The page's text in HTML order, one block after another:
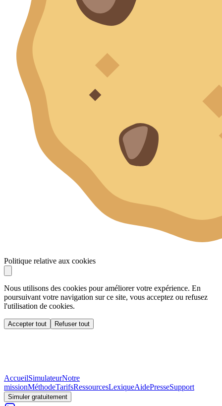
Politique relative aux cookies
Nous utilisons des cookies pour améliorer votre expérience. En
poursuivant votre navigation sur ce site, vous acceptez ou refusez
l'utilisation de cookies.
Accepter tout Refuser tout
AccueilSimulateurNotre
missionMéthodeTarifsRessourcesLexiqueAidePresseSupport
Simuler gratuitement